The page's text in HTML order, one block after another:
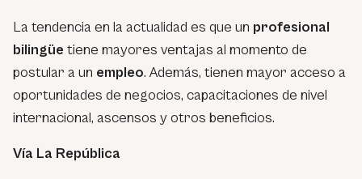
La tendencia en la actualidad es que un profesional
bilingüe tiene mayores ventajas al momento de
postular a un empleo. Además, tienen mayor acceso a
oportunidades de negocios, capacitaciones de nivel
internacional, ascensos y otros beneficios.
Vía La República